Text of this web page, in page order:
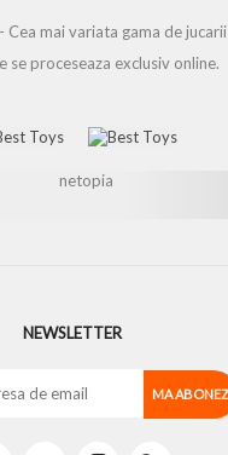
Cea mai variata gama de jucarii
se proceseaza exclusiv online.
NEWSLETTER